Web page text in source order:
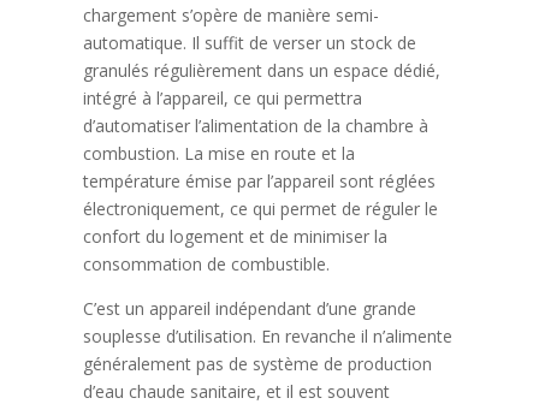
chargement s’opère de manière semi-
automatique. Il suffit de verser un stock de
granulés régulièrement dans un espace dédié,
intégré à l’appareil, ce qui permettra
d’automatiser l’alimentation de la chambre à
combustion. La mise en route et la
température émise par l’appareil sont réglées
électroniquement, ce qui permet de réguler le
confort du logement et de minimiser la
consommation de combustible.
C’est un appareil indépendant d’une grande
souplesse d’utilisation. En revanche il n’alimente
généralement pas de système de production
d’eau chaude sanitaire, et il est souvent